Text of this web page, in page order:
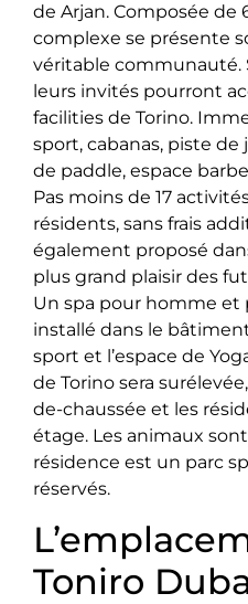
de Arjan. Composée de
complexe se présente
véritable communauté.
leurs invités pourront
facilities de Torino.
sport, cabanas, piste
de paddle, espace
Pas moins de 17
résidents, sans frais
également proposé
plus grand plaisir des
Un spa pour homme et
installé dans le
sport et l’espace de
de Torino sera
de-chaussée et les
étage. Les animaux
résidence est un parc
réservés.
Toniro